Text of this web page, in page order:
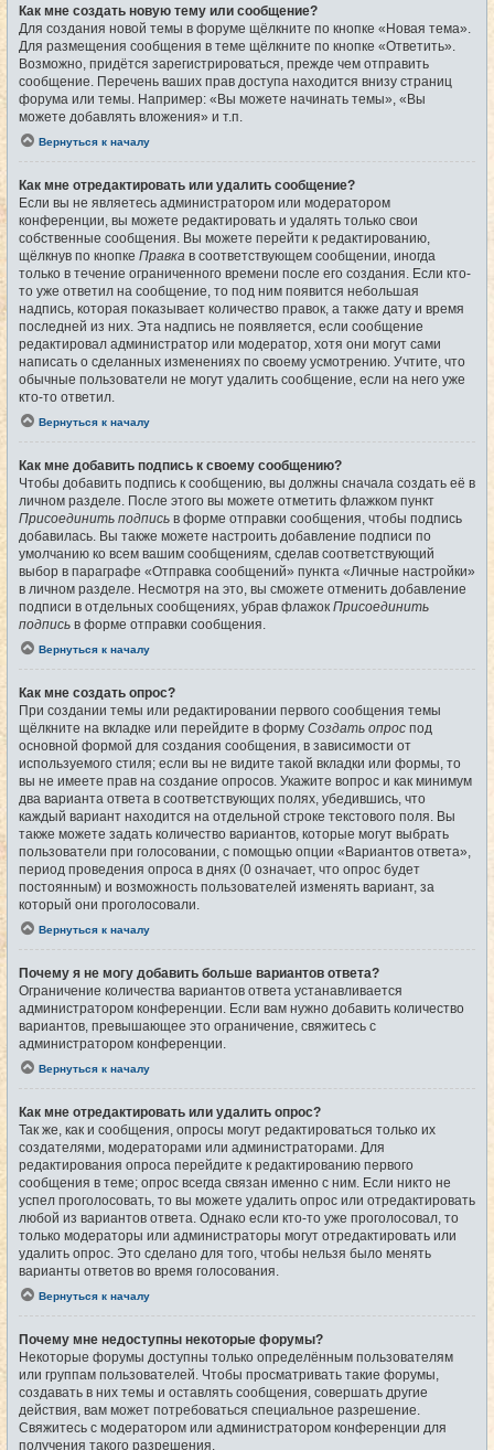
Как мне создать новую тему или сообщение?
Для создания новой темы в форуме щёлкните по кнопке «Новая тема».
Для размещения сообщения в теме щёлкните по кнопке «Ответить».
Возможно, придётся зарегистрироваться, прежде чем отправить
сообщение. Перечень ваших прав доступа находится внизу страниц
форума или темы. Например: «Вы можете начинать темы», «Вы
можете добавлять вложения» и т.п.
Вернуться к началу
Как мне отредактировать или удалить сообщение?
Если вы не являетесь администратором или модератором
конференции, вы можете редактировать и удалять только свои
собственные сообщения. Вы можете перейти к редактированию,
щёлкнув по кнопке Правка в соответствующем сообщении, иногда
только в течение ограниченного времени после его создания. Если кто-
то уже ответил на сообщение, то под ним появится небольшая
надпись, которая показывает количество правок, а также дату и время
последней из них. Эта надпись не появляется, если сообщение
редактировал администратор или модератор, хотя они могут сами
написать о сделанных изменениях по своему усмотрению. Учтите, что
обычные пользователи не могут удалить сообщение, если на него уже
кто-то ответил.
Вернуться к началу
Как мне добавить подпись к своему сообщению?
Чтобы добавить подпись к сообщению, вы должны сначала создать её в
личном разделе. После этого вы можете отметить флажком пункт
Присоединить подпись в форме отправки сообщения, чтобы подпись
добавилась. Вы также можете настроить добавление подписи по
умолчанию ко всем вашим сообщениям, сделав соответствующий
выбор в параграфе «Отправка сообщений» пункта «Личные настройки»
в личном разделе. Несмотря на это, вы сможете отменить добавление
подписи в отдельных сообщениях, убрав флажок Присоединить
подпись в форме отправки сообщения.
Вернуться к началу
Как мне создать опрос?
При создании темы или редактировании первого сообщения темы
щёлкните на вкладке или перейдите в форму Создать опрос под
основной формой для создания сообщения, в зависимости от
используемого стиля; если вы не видите такой вкладки или формы, то
вы не имеете прав на создание опросов. Укажите вопрос и как минимум
два варианта ответа в соответствующих полях, убедившись, что
каждый вариант находится на отдельной строке текстового поля. Вы
также можете задать количество вариантов, которые могут выбрать
пользователи при голосовании, с помощью опции «Вариантов ответа»,
период проведения опроса в днях (0 означает, что опрос будет
постоянным) и возможность пользователей изменять вариант, за
который они проголосовали.
Вернуться к началу
Почему я не могу добавить больше вариантов ответа?
Ограничение количества вариантов ответа устанавливается
администратором конференции. Если вам нужно добавить количество
вариантов, превышающее это ограничение, свяжитесь с
администратором конференции.
Вернуться к началу
Как мне отредактировать или удалить опрос?
Так же, как и сообщения, опросы могут редактироваться только их
создателями, модераторами или администраторами. Для
редактирования опроса перейдите к редактированию первого
сообщения в теме; опрос всегда связан именно с ним. Если никто не
успел проголосовать, то вы можете удалить опрос или отредактировать
любой из вариантов ответа. Однако если кто-то уже проголосовал, то
только модераторы или администраторы могут отредактировать или
удалить опрос. Это сделано для того, чтобы нельзя было менять
варианты ответов во время голосования.
Вернуться к началу
Почему мне недоступны некоторые форумы?
Некоторые форумы доступны только определённым пользователям
или группам пользователей. Чтобы просматривать такие форумы,
создавать в них темы и оставлять сообщения, совершать другие
действия, вам может потребоваться специальное разрешение.
Свяжитесь с модератором или администратором конференции для
получения такого разрешения.